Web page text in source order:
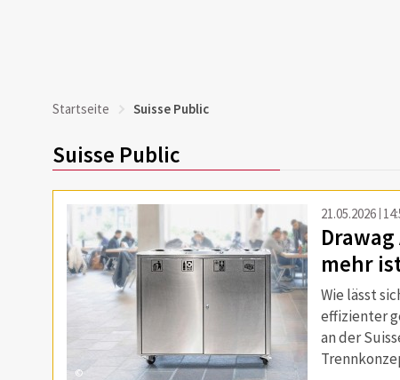
Startseite Suisse Public
Suisse Public
©
21.05.2026
mehr
Wie lässt
effizienter
an der